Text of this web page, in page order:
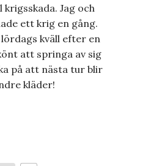
Jag och
ett krig en gång.
kväll efter en
att springa av sig
på att nästa tur blir
kläder!